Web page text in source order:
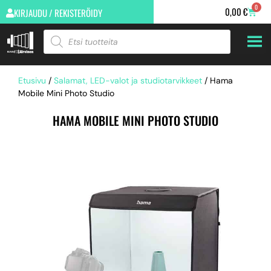
KIRJAUDU / REKISTERÖIDY 0,00€ 0
Etusivu / Salamat, LED-valot ja studiotarvikkeet / Hama
Mobile Mini Photo Studio
HAMA MOBILE MINI PHOTO STUDIO